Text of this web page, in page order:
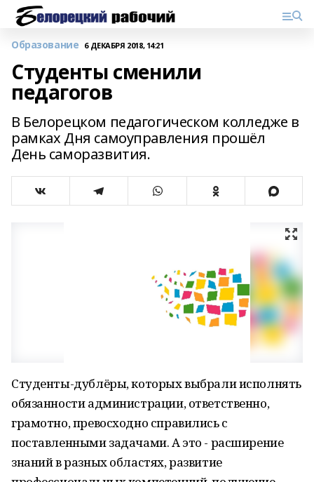
Образование 6 ДЕКАБРЯ 2018, 14:21
Студенты сменили
педагогов
В Белорецком педагогическом колледже в
рамках Дня самоуправления прошёл
День саморазвития.
Студенты-дублёры, которых выбрали исполнять
обязанности администрации, ответственно,
грамотно, превосходно справились с
поставленными задачами. А это - расширение
знаний в разных областях, развитие